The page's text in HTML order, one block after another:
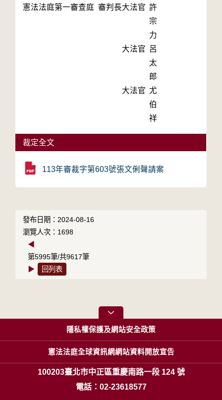
憲法法庭第一審查庭 審判長大法官 許
宗
力
大法官 呂
太
郎
大法官 尤
伯
祥
裁定全文
113年審裁字第603號張文俐聲請案
發布日期：2024-08-16
瀏覽人次：1698
◀
第5995筆/共9617筆
▶
回列表
隱私權保護及網站安全政策
憲法法庭全球資訊網網站資料開放宣告
100203臺北市中正區重慶南路一段 124 號
電話：02-23618577